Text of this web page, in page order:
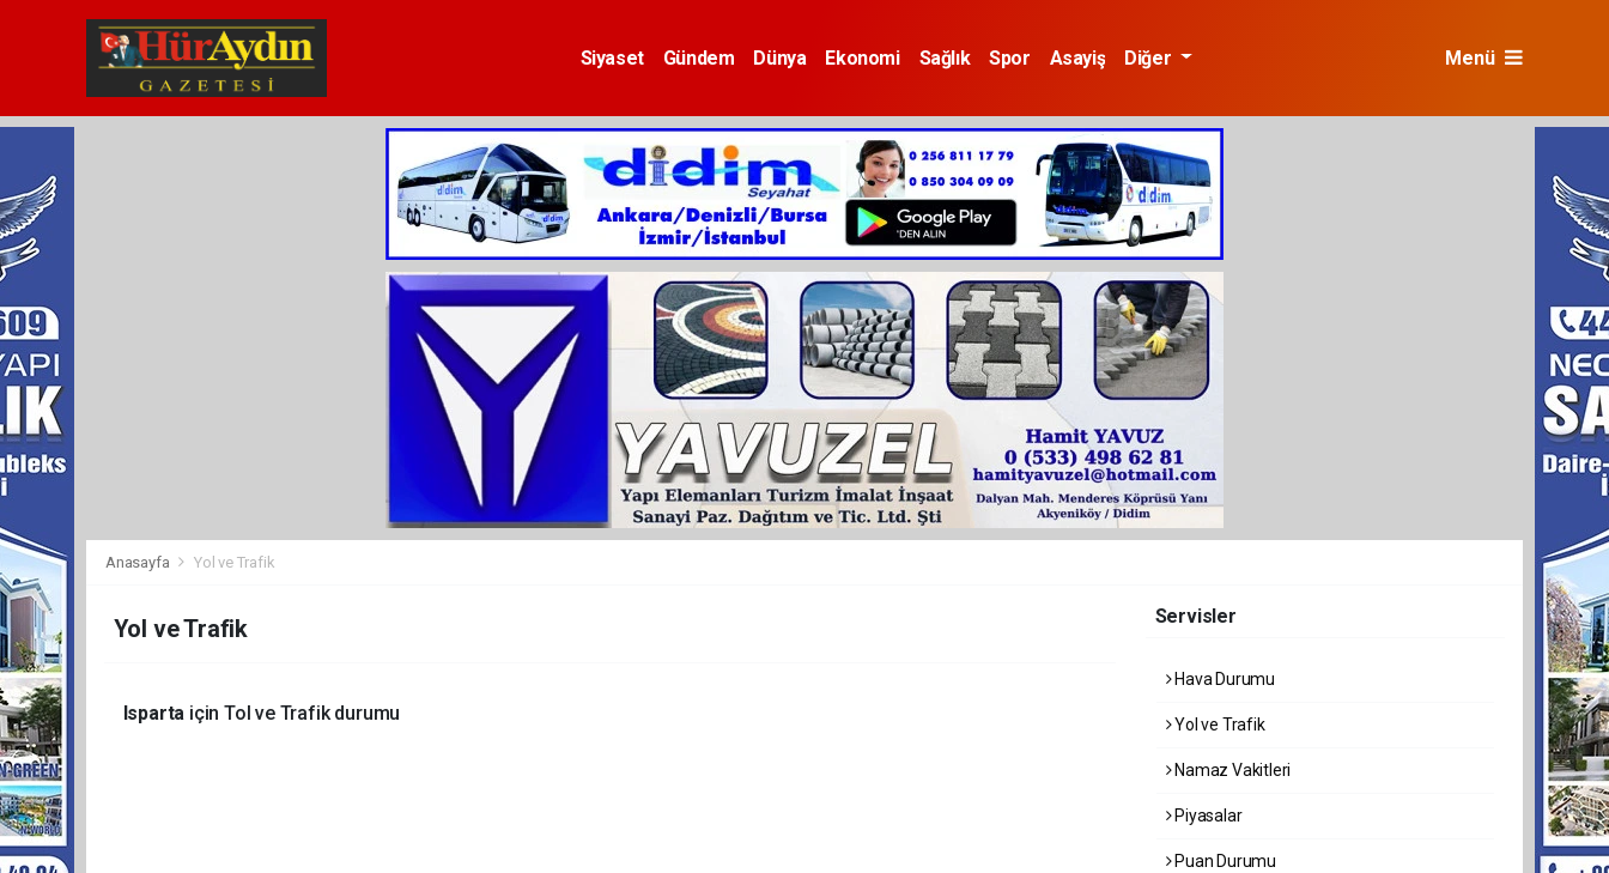
Siyaset Gündem Dünya Ekonomi Sağlık Spor Asayiş Diğer Menü
Anasayfa Yol ve Trafik
Yol ve Trafik
Isparta için Tol ve Trafik durumu
Servisler
Hava Durumu
Yol ve Trafik
Namaz Vakitleri
Piyasalar
Puan Durumu